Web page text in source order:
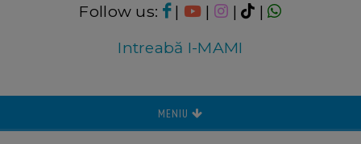
Follow us: | | |
|
Intreabă I-MAMI
MENIU